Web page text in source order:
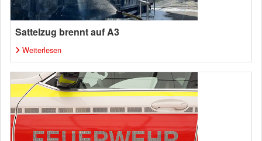
Sattelzug brennt auf A3
Weiterlesen